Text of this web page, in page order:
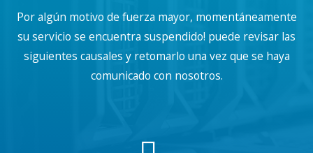
Por algún motivo de fuerza mayor, momentáneamente
su servicio se encuentra suspendido! puede revisar las
siguientes causales y retomarlo una vez que se haya
comunicado con nosotros.